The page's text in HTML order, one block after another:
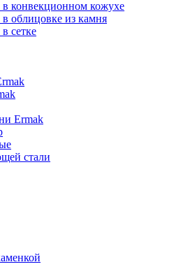
кожухе
из камня
сетке
Ermak
стали